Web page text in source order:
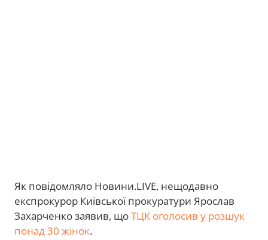
Як повідомляло Новини.LIVE, нещодавно
експрокурор Київської прокуратури Ярослав
Захарченко заявив, щоТЦК оголосив у розшук
понад 30 жінок.